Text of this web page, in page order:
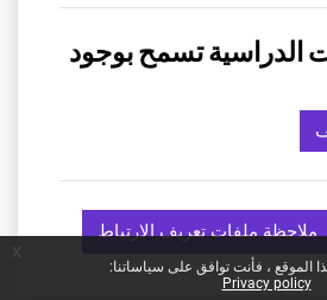
الموقع ، فأنت توافق على سياساتنا:
Privacy policy
الدراسية تسمح بوجود
ملاحظة ملفات تعريف الارتباط